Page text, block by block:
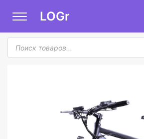
LOGr
Поиск
товаров